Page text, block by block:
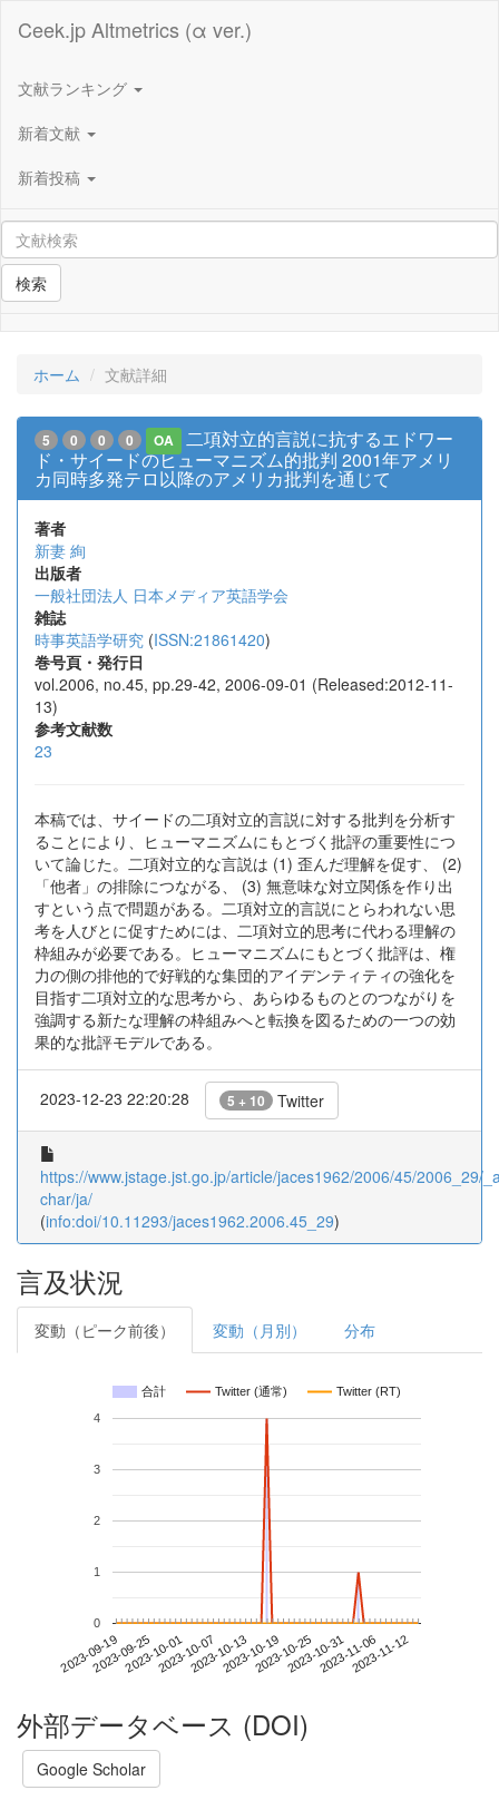
Ceek.jp Altmetrics (α ver.)
文献ランキング
新着文献
新着投稿
検索
ホーム 文献詳細
5 0 0 0 OA
二項対立的言説に抗するエドワー
ド・サイードのヒューマニズム的批判 2001年アメリ
カ同時多発テロ以降のアメリカ批判を通じて
著者
新妻 絢
出版者
一般社団法人 日本メディア英語学会
雑誌
時事英語学研究 (ISSN:21861420)
巻号頁・発行日
vol.2006, no.45, pp.29-42, 2006-09-01 (Released:2012-11-
13)
参考文献数
23
本稿では、サイードの二項対立的言説に対する批判を分析す
ることにより、ヒューマニズムにもとづく批評の重要性につ
いて論じた。二項対立的な言説は (1) 歪んだ理解を促す、 (2)
「他者」の排除につながる、 (3) 無意味な対立関係を作り出
すという点で問題がある。二項対立的言説にとらわれない思
考を人びとに促すためには、二項対立的思考に代わる理解の
枠組みが必要である。ヒューマニズムにもとづく批評は、権
力の側の排他的で好戦的な集団的アイデンティティの強化を
目指す二項対立的な思考から、あらゆるものとのつながりを
強調する新たな理解の枠組みへと転換を図るための一つの効
果的な批評モデルである。
2023-12-23 22:20:28 5 + 10 Twitter
https://www.jstage.jst.go.jp/article/jaces1962/2006/45/2006_29/
char/ja/
(info:doi/10.11293/jaces1962.2006.45_29)
言及状況
変動（ピーク前後） 変動（月別） 分布
合計 Twitter (通常) Twitter (RT)
2023-09-192023-09-252023-10-012023-10-072023-10-132023-10-192023-10-252023-10-312023-11-062023-11-12
0
1
2
3
4
外部データベース (DOI)
Google Scholar